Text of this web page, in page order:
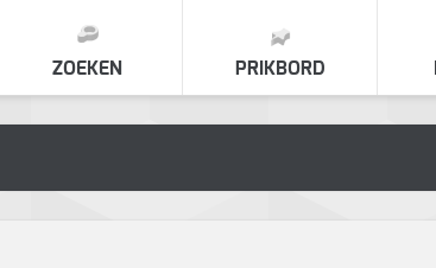
PRIKBORD
ZOEKEN